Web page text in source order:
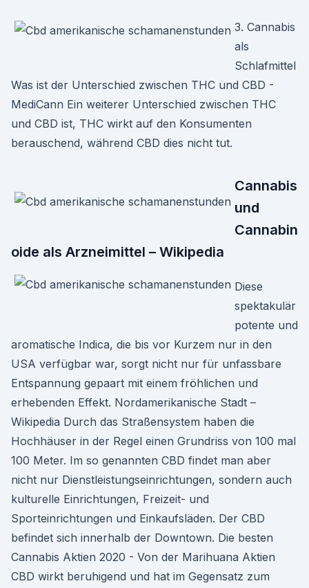
3. Cannabis
als
Schlafmittel
Was ist der Unterschied zwischen THC und CBD -
MediCann Ein weiterer Unterschied zwischen THC
und CBD ist, THC wirkt auf den Konsumenten
berauschend, während CBD dies nicht tut.
Cannabis
und
Cannabin
oide als Arzneimittel – Wikipedia
Diese
spektakulär
potente und
aromatische Indica, die bis vor Kurzem nur in den
USA verfügbar war, sorgt nicht nur für unfassbare
Entspannung gepaart mit einem fröhlichen und
erhebenden Effekt. Nordamerikanische Stadt –
Wikipedia Durch das Straßensystem haben die
Hochhäuser in der Regel einen Grundriss von 100 mal
100 Meter. Im so genannten CBD findet man aber
nicht nur Dienstleistungseinrichtungen, sondern auch
kulturelle Einrichtungen, Freizeit- und
Sporteinrichtungen und Einkaufsläden. Der CBD
befindet sich innerhalb der Downtown. Die besten
Cannabis Aktien 2020 - Von der Marihuana Aktien
CBD wirkt beruhigend und hat im Gegensatz zum